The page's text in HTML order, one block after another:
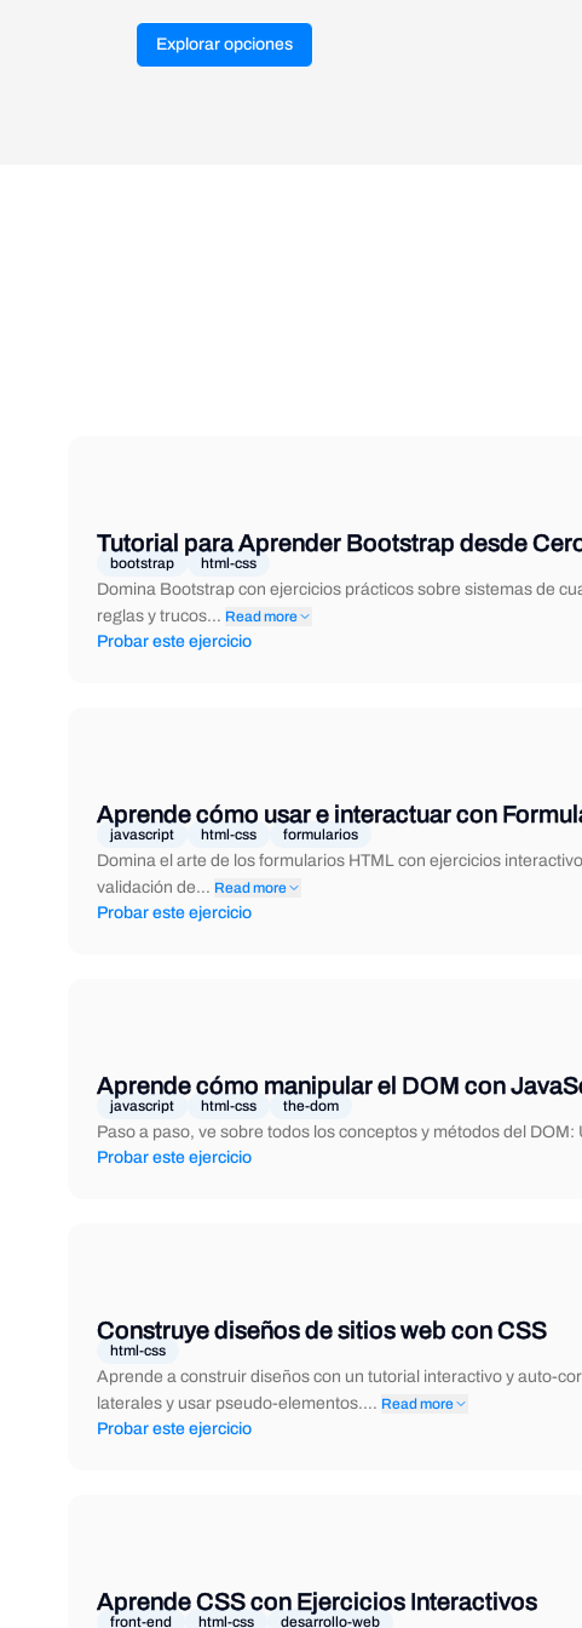
Explorar opciones
Tutorial para Aprender Bootstrap desde
bootstrap html-css
Domina Bootstrap con ejercicios prácticos sobre sistemas de
reglas y trucos… Read more
Probar este ejercicio
Aprende cómo usar e interactuar con
javascript html-css formularios
Domina el arte de los formularios HTML con ejercicios
validación de… Read more
Probar este ejercicio
Aprende cómo manipular el DOM con
javascript html-css the-dom
Paso a paso, ve sobre todos los conceptos y métodos del
Probar este ejercicio
Construye diseños de sitios web con CSS
html-css
Aprende a construir diseños con un tutorial interactivo y auto-
laterales y usar pseudo-elementos.… Read more
Probar este ejercicio
Aprende CSS con Ejercicios Interactivos
front-end html-css desarrollo-web